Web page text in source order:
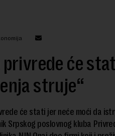
privrede će
struje“
će stati jer neće moći da
Srpskog poslovnog kluba